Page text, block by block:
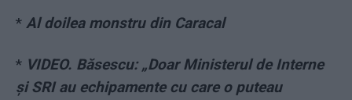
* Al doilea monstru din Caracal
* VIDEO. Băsescu: „Doar Ministerul de Interne
și SRI au echipamente cu care o puteau